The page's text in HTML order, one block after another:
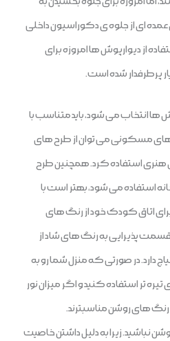
ای از جلوه ی دکوراسیون داخلی
از دیوارپوش ها امروزه برای
پرطرفدار شده است.
انتخاب می شود، باید متناسب با
های مسکونی می توان از طرح های
هنری استفاده کرد. همچنین طرح
استفاده می شود، بهتر است با
اتاق کودک خود از رنگ های
پذیرایی به رنگ های شاد از
دارد. در صورتی که منزل شما رو به
تر استفاده کنید و اگر میزان نور
های روشن مناسبترند.
نباشید. زیرا به دلیل داشتن خاصیت